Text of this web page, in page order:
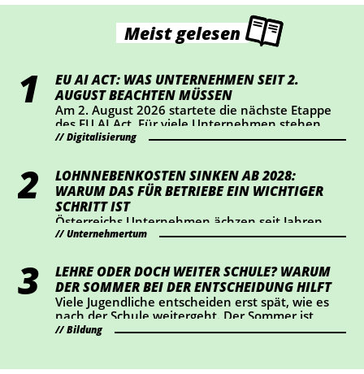
Meist gelesen
EU AI ACT: WAS UNTERNEHMEN SEIT 2.
AUGUST BEACHTEN MÜSSEN
Am 2. August 2026 startete die nächste Etappe
des EU AI Act. Für viele Unternehmen stehen
dabei vor allem Transparenz und Kennzeichnung
sollte jetzt prüfen, ob Handlungsbedarf besteht.
Digitalisierung
LOHNNEBENKOSTEN SINKEN AB 2028:
WARUM DAS FÜR BETRIEBE EIN WICHTIGER
SCHRITT IST
Österreichs Unternehmen ächzen seit Jahren
unter hohen Lohnnebenkosten. Die
bedeutet eine Entlastung von rund 2 Mrd. Euro
für Österreichs Betriebe. Wir haben
nachgerechnet, wie sich das konkret auswirkt.
Unternehmertum
LEHRE ODER DOCH WEITER SCHULE? WARUM
DER SOMMER BEI DER ENTSCHEIDUNG HILFT
Viele Jugendliche entscheiden erst spät, wie es
nach der Schule weitergeht. Der Sommer ist
ideal, um Lehrberufe auszuprobieren und Fragen
Bildung